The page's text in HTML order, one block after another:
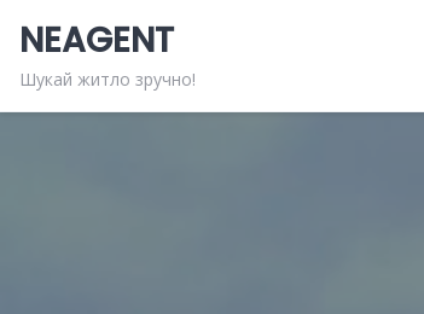
content
NEAGENT
Шукай житло зручно!